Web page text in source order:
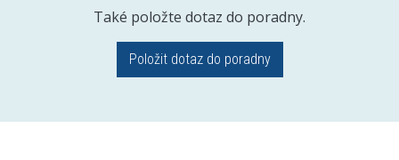
Také položte dotaz do poradny.
Položit dotaz do poradny